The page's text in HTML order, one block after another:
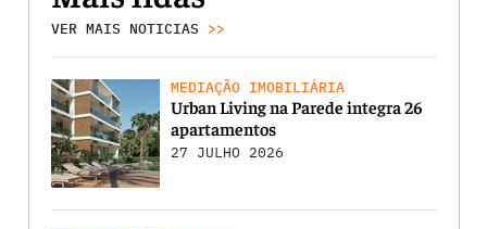
VER MAIS NOTICIAS >>
MEDIAÇÃO IMOBILIÁRIA
Urban Living na Parede integra 26
apartamentos
27 JULHO 2026